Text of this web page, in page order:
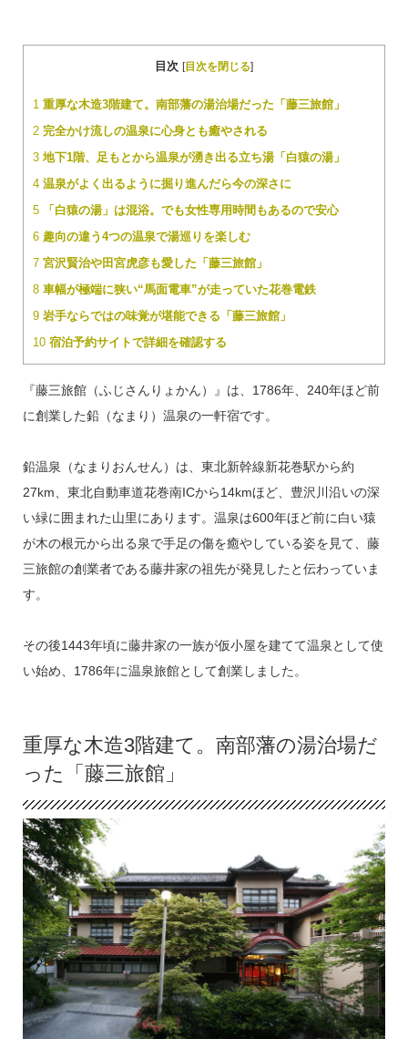
目次 [目次を閉じる]
1 重厚な木造3階建て。南部藩の湯治場だった「藤三旅館」
2完全かけ流しの温泉に心身とも癒やされる
3地下1階、足もとから温泉が湧き出る立ち湯「白猿の湯」
4温泉がよく出るように掘り進んだら今の深さに
5「白猿の湯」は混浴。でも女性専用時間もあるので安心
6趣向の違う4つの温泉で湯巡りを楽しむ
7宮沢賢治や田宮虎彦も愛した「藤三旅館」
8車幅が極端に狭い“馬面電車”が走っていた花巻電鉄
9岩手ならではの味覚が堪能できる「藤三旅館」
10宿泊予約サイトで詳細を確認する
『藤三旅館（ふじさんりょかん）』は、1786年、240年ほど前
に創業した鉛（なまり）温泉の一軒宿です。
鉛温泉（なまりおんせん）は、東北新幹線新花巻駅から約
27km、東北自動車道花巻南ICから14kmほど、豊沢川沿いの深
い緑に囲まれた山里にあります。温泉は600年ほど前に白い猿
が木の根元から出る泉で手足の傷を癒やしている姿を見て、藤
三旅館の創業者である藤井家の祖先が発見したと伝わっていま
す。
その後1443年頃に藤井家の一族が仮小屋を建てて温泉として使
い始め、1786年に温泉旅館として創業しました。
重厚な木造3階建て。南部藩の湯治場だ
った「藤三旅館」